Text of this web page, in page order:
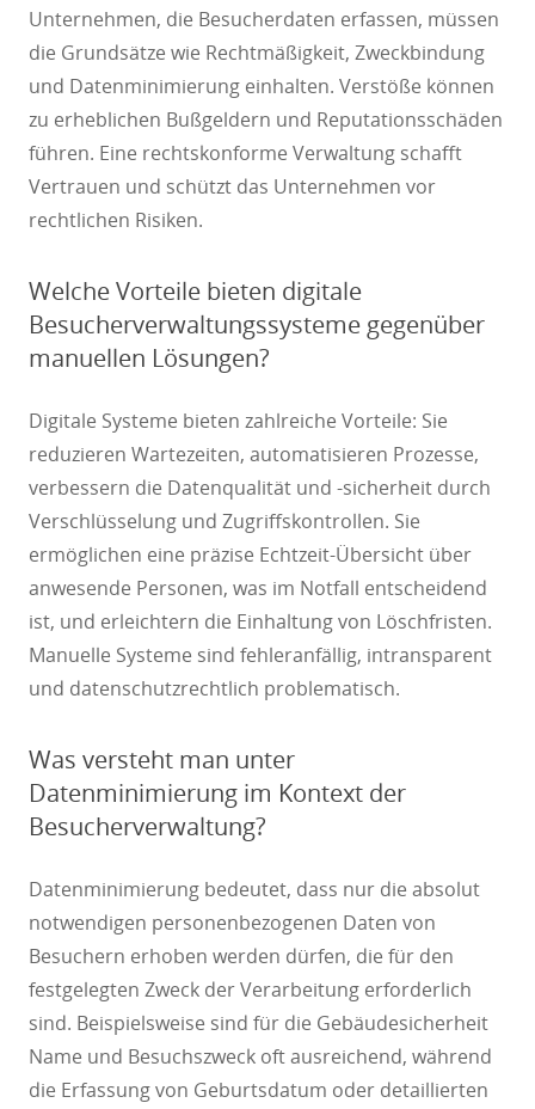
Unternehmen, die Besucherdaten erfassen, müssen
die Grundsätze wie Rechtmäßigkeit, Zweckbindung
und Datenminimierung einhalten. Verstöße können
zu erheblichen Bußgeldern und Reputationsschäden
führen. Eine rechtskonforme Verwaltung schafft
Vertrauen und schützt das Unternehmen vor
rechtlichen Risiken.
Welche Vorteile bieten digitale
Besucherverwaltungssysteme gegenüber
manuellen Lösungen?
Digitale Systeme bieten zahlreiche Vorteile: Sie
reduzieren Wartezeiten, automatisieren Prozesse,
verbessern die Datenqualität und -sicherheit durch
Verschlüsselung und Zugriffskontrollen. Sie
ermöglichen eine präzise Echtzeit-Übersicht über
anwesende Personen, was im Notfall entscheidend
ist, und erleichtern die Einhaltung von Löschfristen.
Manuelle Systeme sind fehleranfällig, intransparent
und datenschutzrechtlich problematisch.
Was versteht man unter
Datenminimierung im Kontext der
Besucherverwaltung?
Datenminimierung bedeutet, dass nur die absolut
notwendigen personenbezogenen Daten von
Besuchern erhoben werden dürfen, die für den
festgelegten Zweck der Verarbeitung erforderlich
sind. Beispielsweise sind für die Gebäudesicherheit
Name und Besuchszweck oft ausreichend, während
die Erfassung von Geburtsdatum oder detaillierten